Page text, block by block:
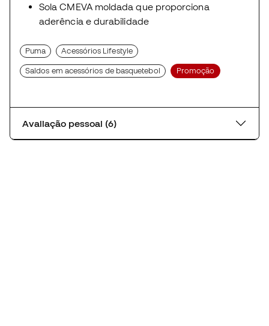
Sola CMEVA moldada que proporciona
aderência e durabilidade
Puma Acessórios Lifestyle
Saldos em acessórios de basquetebol Promoção
Avaliação pessoal (6)